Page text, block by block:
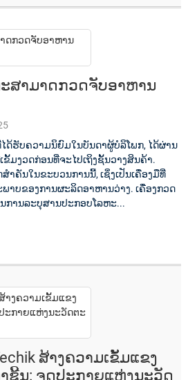
ສາມາດກວດຈັບອາຫານ
ໄດ້ຮັບຄວາມນິຍົມໃນບັນດາຜູ້ບໍລິໂພກ, ໄດ້ຜ່ານ
ມງວດກ່ອນທີ່ຈະໄປເຖິງຊັ້ນວາງສິນຄ້າ.
ຳຄັນໃນຂະບວນການນີ້, ເຊິ່ງເປັນເຄື່ອງມືທີ່
າບຂອງການຜະລິດອາຫານວ່າງ. ເຄື່ອງກວດ
ການລະບຸສານປະກອບໂລຫະ...
ສ້າງຄວາມເຂັ້ມແຂງ
ຊີ້ນ: ຈຸດປະກາຍແຫ່ງນະວັດ